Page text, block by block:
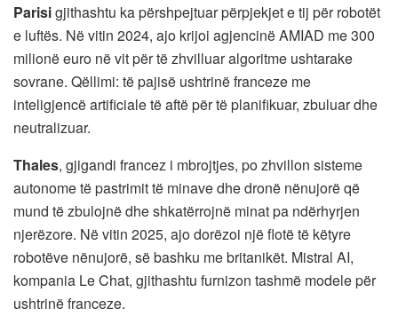
Parisigjithashtu ka përshpejtuar përpjekjet e tij për robotët
e luftës. Në vitin 2024, ajo krijoi agjencinë AMIAD me 300
milionë euro në vit për të zhvilluar algoritme ushtarake
sovrane. Qëllimi: të pajisë ushtrinë franceze me
inteligjencë artificiale të aftë për të planifikuar, zbuluar dhe
neutralizuar.
Thales, gjigandi francez i mbrojtjes, po zhvillon sisteme
autonome të pastrimit të minave dhe dronë nënujorë që
mund të zbulojnë dhe shkatërrojnë minat pa ndërhyrjen
njerëzore. Në vitin 2025, ajo dorëzoi një flotë të këtyre
robotëve nënujorë, së bashku me britanikët. Mistral AI,
kompania Le Chat, gjithashtu furnizon tashmë modele për
ushtrinë franceze.